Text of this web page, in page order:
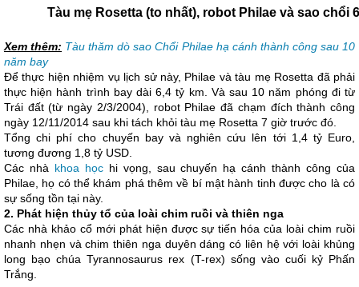
Tàu mẹ Rosetta (to nhất), robot Philae và sao chổi
Xem thêm: Tàu thăm dò sao Chổi Philae hạ cánh thành công sau 10
năm bay
Để thực hiện nhiệm vụ lịch sử này, Philae và tàu mẹ Rosetta đã phải
thực hiện hành trình bay dài 6,4 tỷ km. Và sau 10 năm phóng đi từ
Trái đất (từ ngày 2/3/2004), robot Philae đã chạm đích thành công
ngày 12/11/2014 sau khi tách khỏi tàu mẹ Rosetta 7 giờ trước đó.
Tổng chi phí cho chuyến bay và nghiên cứu lên tới 1,4 tỷ Euro,
tương đương 1,8 tỷ USD.
Các nhà khoa họchi vọng, sau chuyến hạ cánh thành công của
Philae, họ có thể khám phá thêm về bí mật hành tinh được cho là có
sự sống tồn tại này.
2. Phát hiện thủy tổ của loài chim ruồi và thiên nga
Các nhà khảo cổ mới phát hiện được sự tiến hóa của loài chim ruồi
nhanh nhẹn và chim thiên nga duyên dáng có liên hệ với loài khủng
long bạo chúa Tyrannosaurus rex (T-rex) sống vào cuối kỷ Phấn
Trắng.